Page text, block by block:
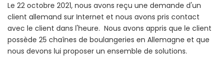
Le 22 octobre 2021, nous avons reçu une demande d'un
client allemand sur Internet et nous avons pris contact
avec le client dans l'heure. Nous avons appris que le client
possède 25 chaînes de boulangeries en Allemagne et que
nous devons lui proposer un ensemble de solutions.